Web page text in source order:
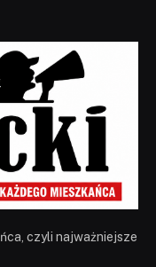
czyli najważniejsze